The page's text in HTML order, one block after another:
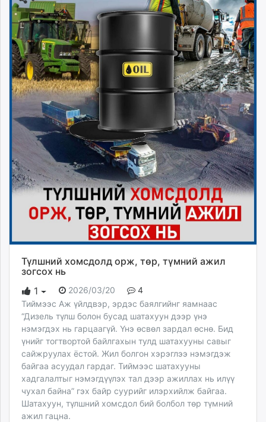
Түлшний хомсдолд орж, төр, түмний ажил
зогсох нь
1
2026/03/20
4
Тиймээс Аж үйлдвэр, эрдэс баялгийнг яамнаас
“Дизель түлш болон бусад шатахуун дээр үнэ
нэмэгдэх нь гарцаагүй. Үнэ өсвөл зардал өснө. Бид
үнийг тогтвортой байлгахын тулд шатахууны савыг
сайжруулах ёстой. Жил болгон хэрэглээ нэмэгдэж
байгаа асуудал гардаг. Тиймээс шатахууны
хадгалалтыг нэмэгдүүлэх тал дээр ажиллах нь илүү
чухал байна” гэх байр суурийг илэрхийлж байгаа.
Шатахуун, түлшний хомсдол бий болбол төр түмний
ажил гацна.